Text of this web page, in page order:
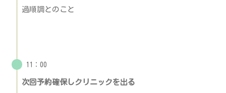
過順調とのこと
11：00
次回予約確保しクリニックを出る